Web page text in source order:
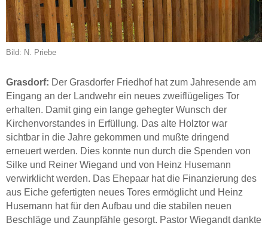
Bild: N. Priebe
Grasdorf: Der Grasdorfer Friedhof hat zum Jahresende am
Eingang an der Landwehr ein neues zweiflügeliges Tor
erhalten. Damit ging ein lange gehegter Wunsch der
Kirchenvorstandes in Erfüllung. Das alte Holztor war
sichtbar in die Jahre gekommen und mußte dringend
erneuert werden. Dies konnte nun durch die Spenden von
Silke und Reiner Wiegand und von Heinz Husemann
verwirklicht werden. Das Ehepaar hat die Finanzierung des
aus Eiche gefertigten neues Tores ermöglicht und Heinz
Husemann hat für den Aufbau und die stabilen neuen
Beschläge und Zaunpfähle gesorgt. Pastor Wiegandt dankte